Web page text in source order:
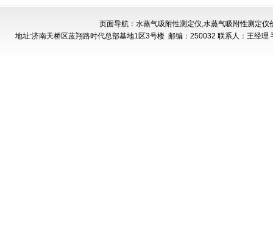
页面导航：水蒸气吸附性测定仪,水蒸气吸附性测定仪
地址:济南天桥区蓝翔路时代总部基地1区3号楼 邮编：250032 联系人：王经